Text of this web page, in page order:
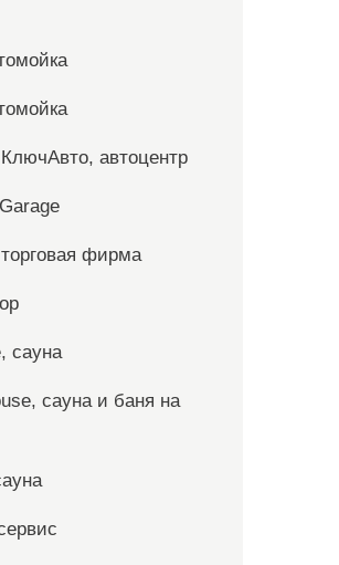
автоцентр
фирма
сауна
сауна и баня на